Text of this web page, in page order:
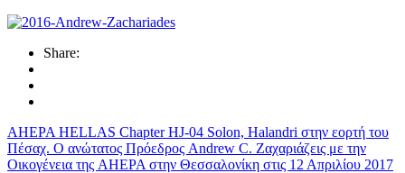
Share:
AHEPA HELLAS Chapter HJ-04 Solon, Halandri στην εορτή του
Πέσαχ. Ο ανώτατος Πρόεδρος Andrew C. Ζαχαριάζεις με την
Οικογένεια της AHEPA στην Θεσσαλονίκη στις 12 Απριλίου 2017